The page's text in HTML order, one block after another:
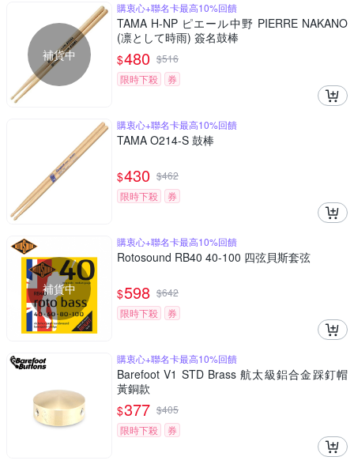
補貨中
購衷心+聯名卡最高10%回饋
TAMA H-NP ピエール中野 PIERRE NAKANO
(凛として時雨) 簽名鼓棒
$480 $516
限時下殺
券
購衷心+聯名卡最高10%回饋
TAMA O214-S 鼓棒
$430 $462
限時下殺
券
補貨中
購衷心+聯名卡最高10%回饋
Rotosound RB40 40-100 四弦貝斯套弦
$598 $642
限時下殺
券
購衷心+聯名卡最高10%回饋
Barefoot V1 STD Brass 航太級鋁合金踩釘帽
黃銅款
$377 $405
限時下殺
券